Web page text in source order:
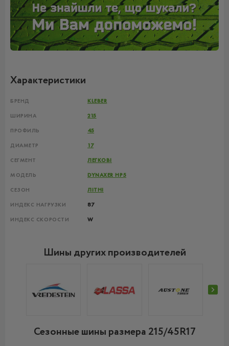
Характеристики
БРЕНД KLEBER
ШИРИНА 215
ПРОФИЛЬ 45
ДИАМЕТР 17
СЕГМЕНТ ЛЕГКОВІ
МОДЕЛЬ DYNAXER HP5
СЕЗОН ЛІТНІ
ИНДЕКС НАГРУЗКИ 87
ИНДЕКС СКОРОСТИ W
Шины других производителей
Сезонные шины размера 215/45R17